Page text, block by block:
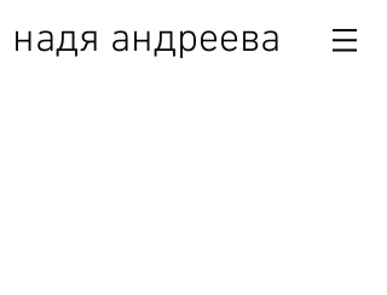
надя андреева